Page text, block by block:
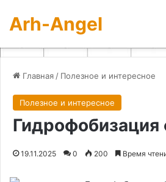
Arh-Angel
Главная / Полезное и интересное
Полезное и интересное
Гидрофобизация
19.11.2025 0 200 Время